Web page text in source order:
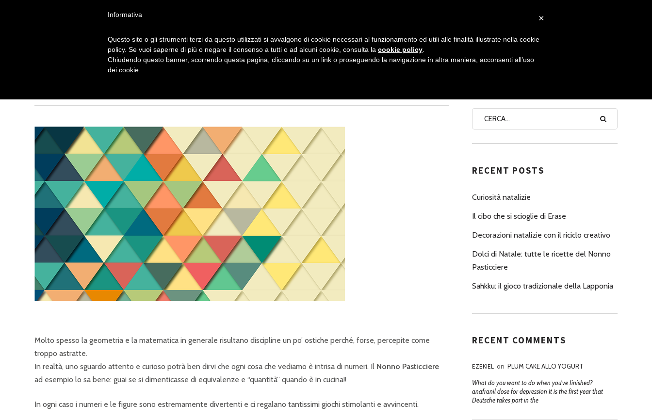
A
V
G
Z
I
O
N
E
P
R
I
N
I
A
L
E
NONNO PASTICCIERE
IL FLEXAGONO
Molto spesso la geometria e la matematica in generale risultano discipline un po’ ostiche perché, forse, percepite come
troppo astratte.
In realtà, uno sguardo attento e curioso potrà ben dirvi che ogni cosa che vediamo è intrisa di numeri. Il Nonno Pasticciere
ad esempio lo sa bene: guai se si dimenticasse di equivalenze e “quantità” quando è in cucina!!
In ogni caso i numeri e le figure sono estremamente divertenti e ci regalano tantissimi giochi stimolanti e avvincenti.
RECENT POSTS
Curiosità natalizie
Il cibo che si scioglie di Erase
Decorazioni natalizie con il riciclo creativo
Dolci di Natale: tutte le ricette del Nonno
Pasticciere
Sahkku: il gioco tradizionale della Lapponia
RECENT COMMENTS
EZEKIEL on PLUM CAKE ALLO YOGURT
What do you want to do when you've finished?
anafranil dose for depression It is the first year that
Deutsche takes part in the
×
Informativa
Questo sito o gli strumenti terzi da questo utilizzati si avvalgono di cookie necessari al funzionamento ed utili alle finalità illustrate nella cookie
policy. Se vuoi saperne di più o negare il consenso a tutti o ad alcuni cookie, consulta la cookie policy
Chiudendo questo banner, scorrendo questa pagina, cliccando su un link o proseguendo la navigazione in altra maniera, acconsenti all’uso
dei cookie.